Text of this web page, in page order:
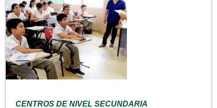
CENTROS DE NIVEL SECUNDARIA